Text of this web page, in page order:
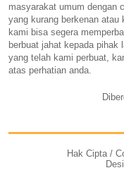
masyarakat umum dengan
yang kurang berkenan atau
kami bisa segera
berbuat jahat kepada pihak
yang telah kami perbuat,
atas perhatian anda.
Hak Cipta /